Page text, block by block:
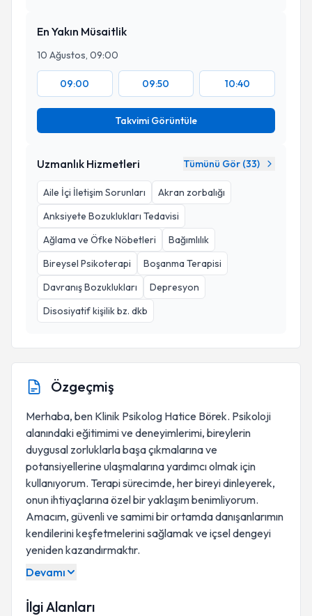
En Yakın Müsaitlik
10 Ağustos, 09:00
09:00 09:50 10:40
Takvimi Görüntüle
Uzmanlık Hizmetleri Tümünü Gör (33)
Aile İçi İletişim Sorunları
Akran zorbalığı
Anksiyete Bozuklukları Tedavisi
Ağlama ve Öfke Nöbetleri
Bağımlılık
Bireysel Psikoterapi
Boşanma Terapisi
Davranış Bozuklukları
Depresyon
Disosiyatif kişilik bz. dkb
Özgeçmiş
Merhaba, ben Klinik Psikolog Hatice Börek. Psikoloji
alanındaki eğitimimi ve deneyimlerimi, bireylerin
duygusal zorluklarla başa çıkmalarına ve
potansiyellerine ulaşmalarına yardımcı olmak için
kullanıyorum. Terapi sürecimde, her bireyi dinleyerek,
onun ihtiyaçlarına özel bir yaklaşım benimliyorum.
Amacım, güvenli ve samimi bir ortamda danışanlarımın
kendilerini keşfetmelerini sağlamak ve içsel dengeyi
yeniden kazandırmaktır.
Devamı
İlgi Alanları